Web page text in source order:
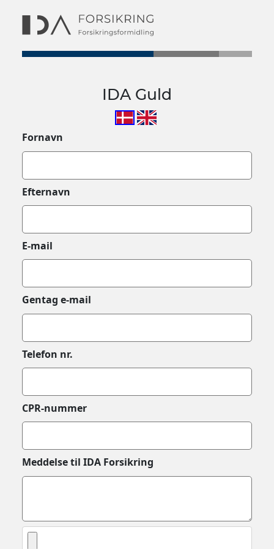
IDA Guld
Fornavn
Efternavn
E-mail
Gentag e-mail
Telefon nr.
CPR-nummer
Meddelse til IDA Forsikring